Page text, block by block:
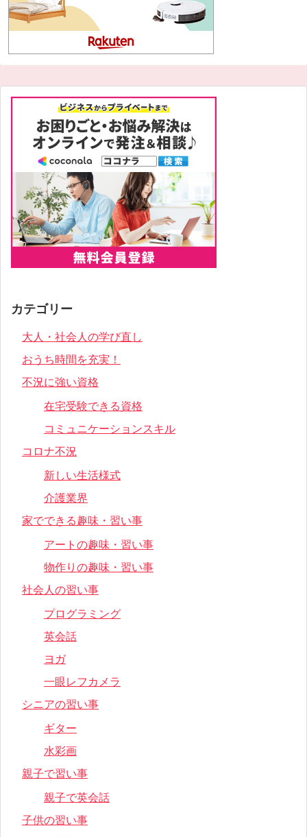
カテゴリー
大人・社会人の学び直し
おうち時間を充実！
不況に強い資格
在宅受験できる資格
コミュニケーションスキル
コロナ不況
新しい生活様式
介護業界
家でできる趣味・習い事
アートの趣味・習い事
物作りの趣味・習い事
社会人の習い事
プログラミング
英会話
ヨガ
一眼レフカメラ
シニアの習い事
ギター
水彩画
親子で習い事
親子で英会話
子供の習い事